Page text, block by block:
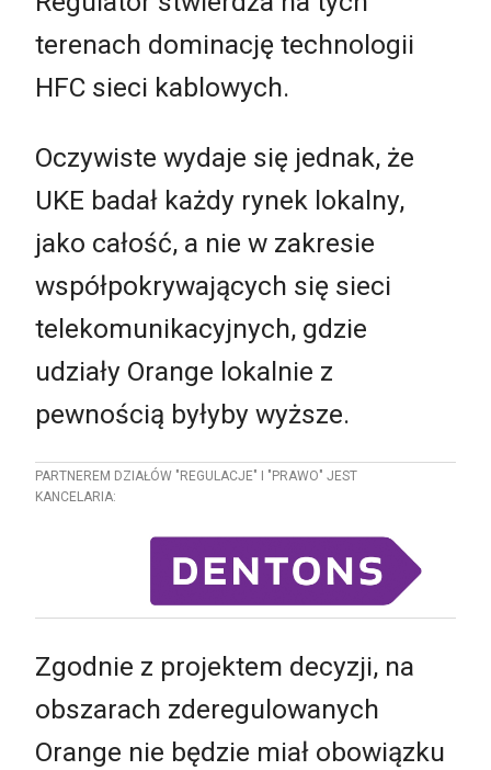
terenach dominację technologii
HFC sieci kablowych.
Oczywiste wydaje się jednak, że
UKE badał każdy rynek lokalny,
jako całość, a nie w zakresie
współpokrywających się sieci
telekomunikacyjnych, gdzie
udziały Orange lokalnie z
pewnością byłyby wyższe.
PARTNEREM DZIAŁÓW "REGULACJE" I "PRAWO" JEST
KANCELARIA:
Zgodnie z projektem decyzji, na
obszarach zderegulowanych
Orange nie będzie miał obowiązku